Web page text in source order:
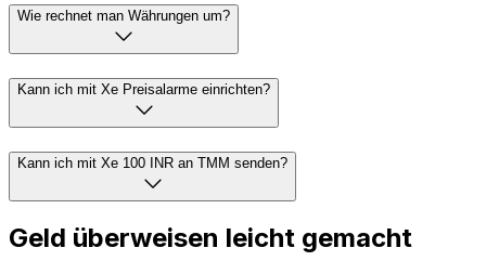
Wie rechnet man Währungen um?
Kann ich mit Xe Preisalarme einrichten?
Kann ich mit Xe 100 INR an TMM senden?
Geld überweisen leicht gemacht